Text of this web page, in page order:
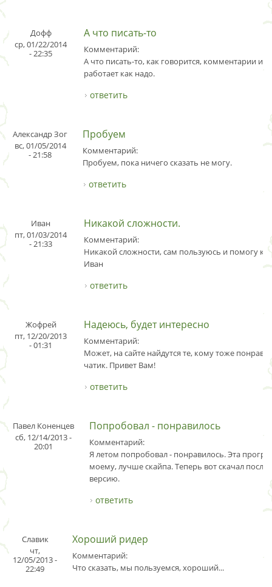
Дофф
ср, 01/22/2014
- 22:35
А что писать-то
Комментарий:
А что писать-то, как говорится, комментарии
работает как надо.
ответить
Александр Зог
вс, 01/05/2014
- 21:58
Пробуем
Комментарий:
Пробуем, пока ничего сказать не могу.
ответить
Иван
пт, 01/03/2014
- 21:33
Никакой сложности.
Комментарий:
Никакой сложности, сам пользуюсь и помогу
Иван
ответить
Жофрей
пт, 12/20/2013
- 01:31
Надеюсь, будет интересно
Комментарий:
Может, на сайте найдутся те, кому тоже
чатик. Привет Вам!
ответить
Павел Коненцев
сб, 12/14/2013 -
20:01
Попробовал - понравилось
Комментарий:
Я летом попробовал - понравилось. Эта
моему, лучше скайпа. Теперь вот скачал
версию.
ответить
Славик
чт,
12/05/2013 -
22:49
Хороший ридер
Комментарий:
Что сказать, мы пользуемся, хороший...